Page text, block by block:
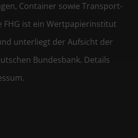
Container sowie Transport-
FHG ist ein Wertpapierinstitut
unterliegt der Aufsicht der
Bundesbank. Details